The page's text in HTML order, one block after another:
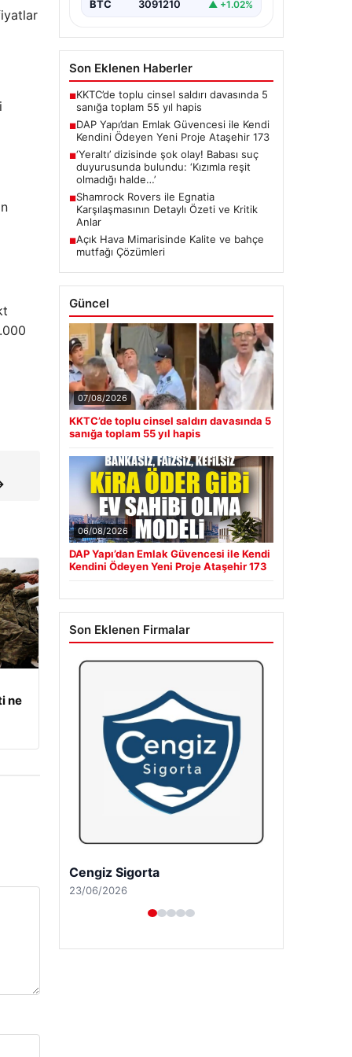
ne
BTC 3091210 ▲ +1.02%
Son Eklenen Haberler
■KKTC’de toplu cinsel saldırı davasında 5
sanığa toplam 55 yıl hapis
■DAP Yapı’dan Emlak Güvencesi ile Kendi
Kendini Ödeyen Yeni Proje Ataşehir 173
■‘Yeraltı’ dizisinde şok olay! Babası suç
duyurusunda bulundu: ‘Kızımla reşit
olmadığı halde…’
■Shamrock Rovers ile Egnatia
Karşılaşmasının Detaylı Özeti ve Kritik
Anlar
■Açık Hava Mimarisinde Kalite ve bahçe
mutfağı Çözümleri
Güncel
07/08/2026
KKTC’de toplu cinsel saldırı davasında 5
sanığa toplam 55 yıl hapis
06/08/2026
DAP Yapı’dan Emlak Güvencesi ile Kendi
Kendini Ödeyen Yeni Proje Ataşehir 173
Son Eklenen Firmalar
Cengiz Sigorta
23/06/2026